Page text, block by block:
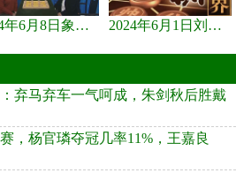
2024年6月8日象棋世界，刘君、蒋川讲解了第九届杨官璘杯全国象棋... 2024年6月1日刘君、蒋川讲解第三届上海杯象棋大师赛谢靖与李少庚...
弃马弃车一气呵成，朱剑秋后胜戴
，杨官璘夺冠几率11%，王嘉良